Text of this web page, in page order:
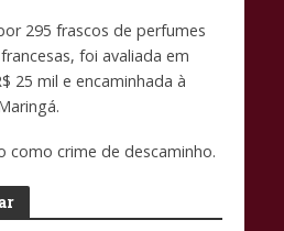
295 frascos de perfumes
foi avaliada em
25 mil e encaminhada à
como crime de descaminho.